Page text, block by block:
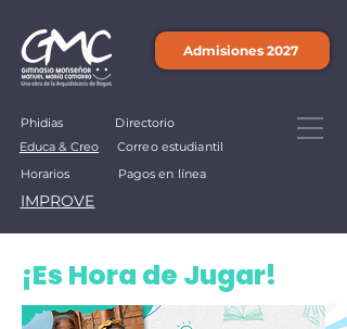
Admisiones 2027
Phidias
Educa & Creo
Horarios
Directorio
Correo estudiantil
Pagos en línea
IMPROVE
¡Es Hora de Jugar!